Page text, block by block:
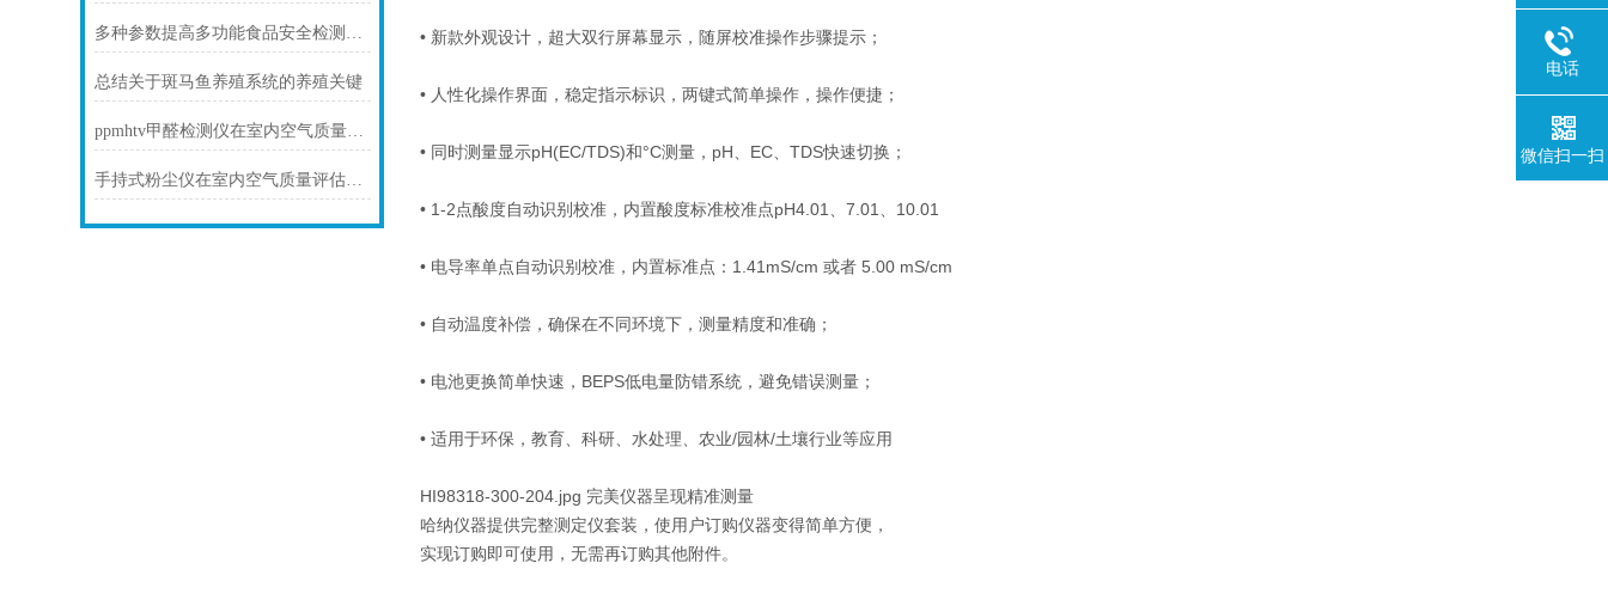
多种参数提高多功能食品安全检测仪自动化标准
总结关于斑马鱼养殖系统的养殖关键
ppmhtv甲醛检测仪在室内空气质量检测中的应用与重要性
手持式粉尘仪在室内空气质量评估中的应用
• 新款外观设计，超大双行屏幕显示，随屏校准操作步骤提示；
• 人性化操作界面，稳定指示标识，两键式简单操作，操作便捷；
• 同时测量显示pH(EC/TDS)和°C测量，pH、EC、TDS快速切换；
• 1-2点酸度自动识别校准，内置酸度标准校准点pH4.01、7.01、10.01
• 电导率单点自动识别校准，内置标准点：1.41mS/cm 或者 5.00 mS/cm
• 自动温度补偿，确保在不同环境下，测量精度和准确；
• 电池更换简单快速，BEPS低电量防错系统，避免错误测量；
• 适用于环保，教育、科研、水处理、农业/园林/土壤行业等应用
HI98318-300-204.jpg 完美仪器呈现精准测量
哈纳仪器提供完整测定仪套装，使用户订购仪器变得简单方便，
实现订购即可使用，无需再订购其他附件。
电话
微信扫一扫